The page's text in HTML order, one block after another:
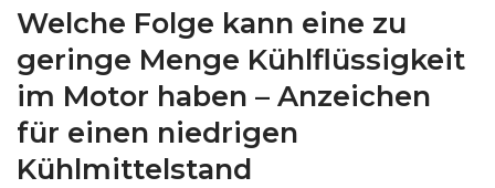
Welche Folge kann eine zu
geringe Menge Kühlflüssigkeit
im Motor haben – Anzeichen
für einen niedrigen
Kühlmittelstand